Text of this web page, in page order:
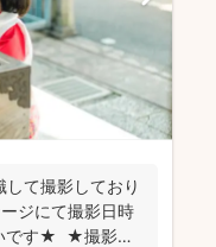
て撮影しており
ジにて撮影日時
です★ ★撮影に